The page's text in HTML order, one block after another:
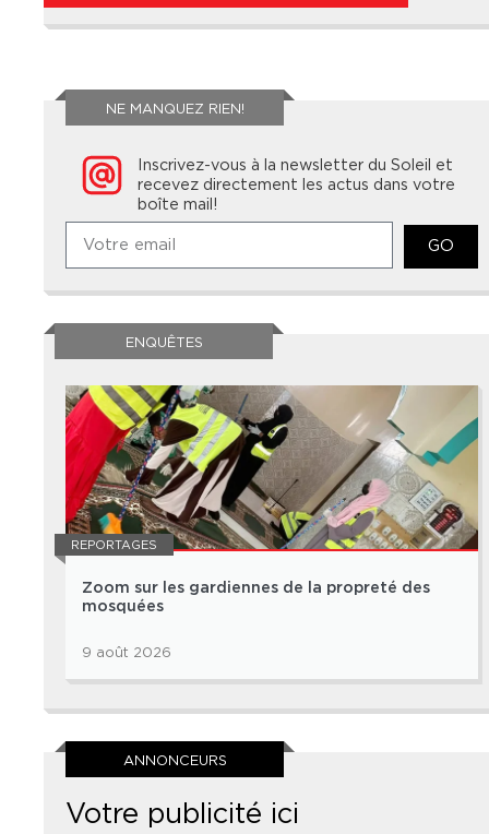
NE MANQUEZ RIEN!
Inscrivez-vous à la newsletter du Soleil et
recevez directement les actus dans votre
boîte mail!
GO
ENQUÊTES
REPORTAGES
Zoom sur les gardiennes de la propreté des
mosquées
9 août 2026
ANNONCEURS
Votre publicité ici